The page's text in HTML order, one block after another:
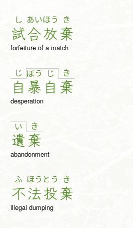
し
試
あい
合
ほう
放
き
棄
forfeiture of a match
じ
自
ぼう
暴
じ
自
き
棄
desperation
い
遺
き
棄
abandonment
ふ
不
ほう
法
とう
投
き
棄
illegal dumping